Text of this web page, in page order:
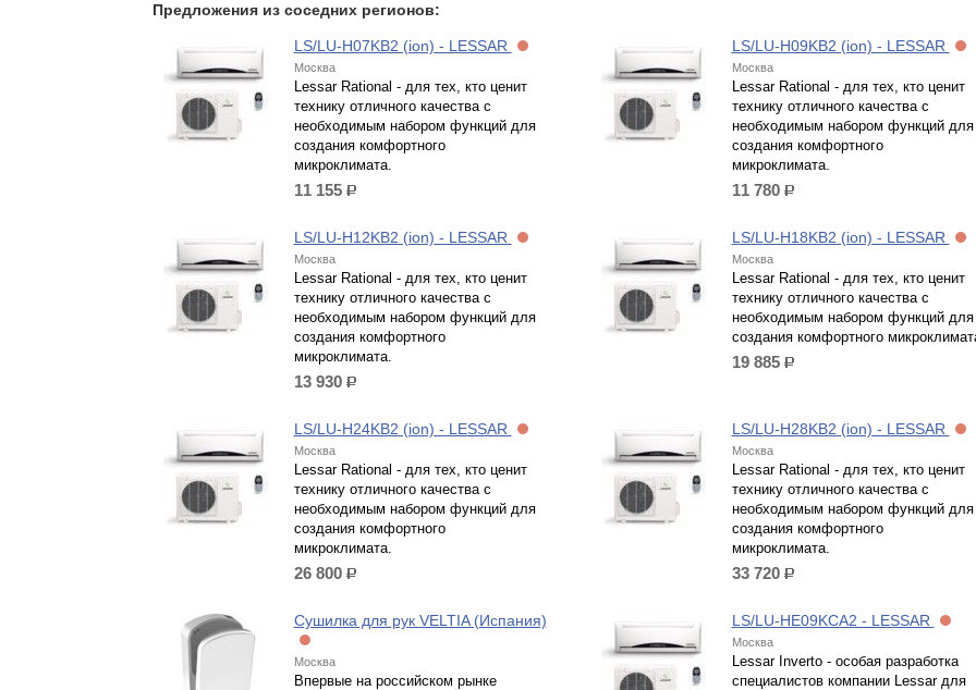
Предложения из соседних регионов:
LS/LU-H07KB2 (ion) - LESSAR
Москва
Lessar Rational - для тех, кто ценит
технику отличного качества с
необходимым набором функций для
создания комфортного
микроклимата.
11 155 р.
LS/LU-H09KB2 (ion) - LESSAR
Москва
Lessar Rational - для тех, кто ценит
технику отличного качества с
необходимым набором функций для
создания комфортного
микроклимата.
11 780 р.
LS/LU-H12KB2 (ion) - LESSAR
Москва
Lessar Rational - для тех, кто ценит
технику отличного качества с
необходимым набором функций для
создания комфортного
микроклимата.
13 930 р.
LS/LU-H18KB2 (ion) - LESSAR
Москва
Lessar Rational - для тех, кто ценит
технику отличного качества с
необходимым набором функций для
создания комфортного
19 885 р.
LS/LU-H24KB2 (ion) - LESSAR
Москва
Lessar Rational - для тех, кто ценит
технику отличного качества с
необходимым набором функций для
создания комфортного
микроклимата.
26 800 р.
LS/LU-H28KB2 (ion) - LESSAR
Москва
Lessar Rational - для тех, кто ценит
технику отличного качества с
необходимым набором функций для
создания комфортного
микроклимата.
33 720 р.
Сушилка для рук VELTIA (Испания)
Москва
Впервые на российском рынке
LS/LU-HE09KCA2 - LESSAR
Москва
Lessar Inverto - особая разработка
специалистов компании Lessar для